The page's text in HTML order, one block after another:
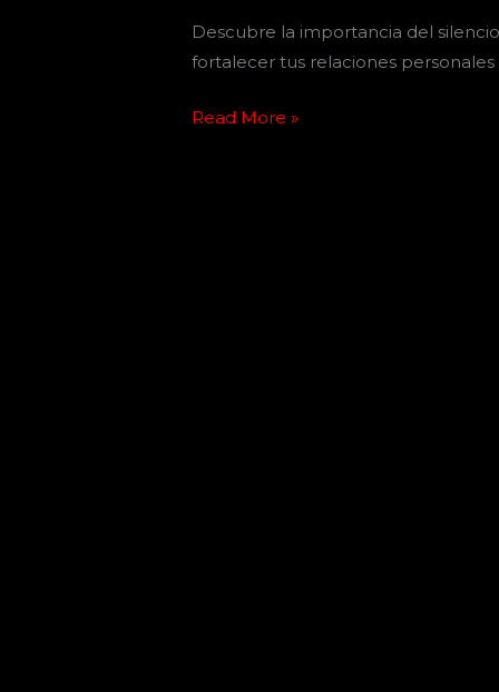
Descubre la importancia del
fortalecer tus relaciones
Read More »